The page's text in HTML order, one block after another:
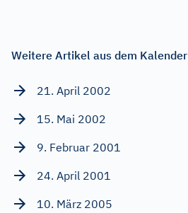
Weitere Artikel aus dem Kalender
21. April 2002
15. Mai 2002
9. Februar 2001
24. April 2001
10. März 2005